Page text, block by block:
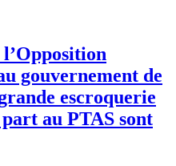
gouvernement de
escroquerie
au PTAS sont